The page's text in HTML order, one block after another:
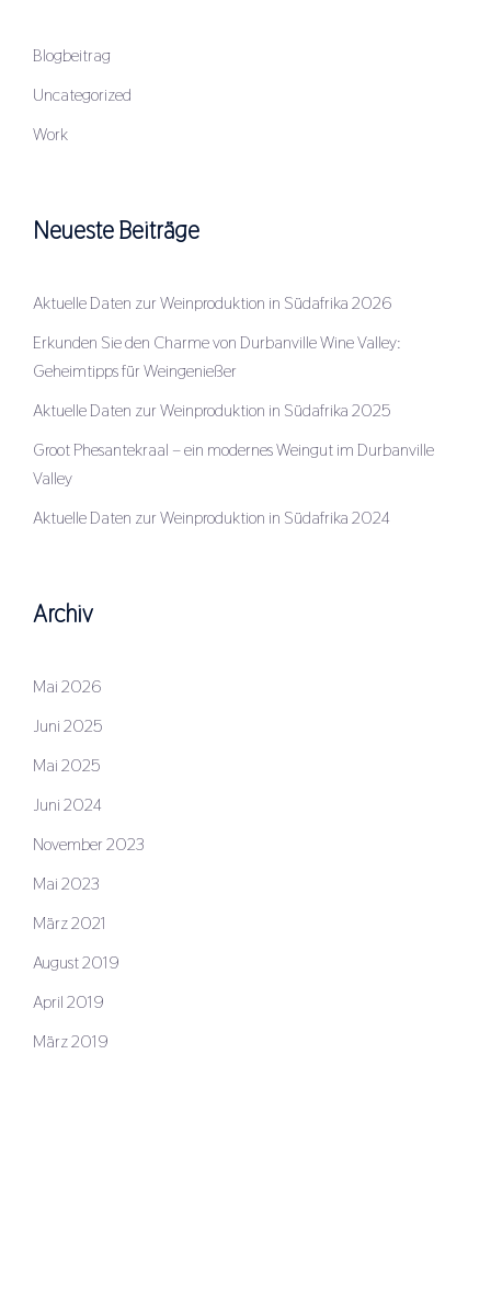
Blogbeitrag
Uncategorized
Work
Neueste Beiträge
Aktuelle Daten zur Weinproduktion in Südafrika 2026
Erkunden Sie den Charme von Durbanville Wine Valley:
Geheimtipps für Weingenießer
Aktuelle Daten zur Weinproduktion in Südafrika 2025
Groot Phesantekraal – ein modernes Weingut im Durbanville
Valley
Aktuelle Daten zur Weinproduktion in Südafrika 2024
Archiv
Mai 2026
Juni 2025
Mai 2025
Juni 2024
November 2023
Mai 2023
März 2021
August 2019
April 2019
März 2019